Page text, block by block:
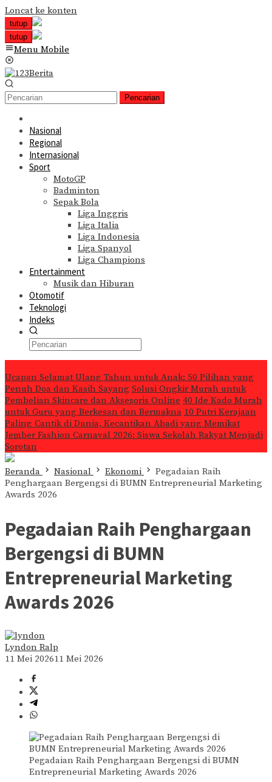
Loncat ke konten
tutup
tutup
Menu Mobile
Pencarian
Nasional
Regional
Internasional
Sport
MotoGP
Badminton
Sepak Bola
Liga Inggris
Liga Italia
Liga Indonesia
Liga Spanyol
Liga Champions
Entertainment
Musik dan Hiburan
Otomotif
Teknologi
Indeks
Ucapan Selamat Ulang Tahun untuk Anak: 50 Pilihan yang
Penuh Doa dan Kasih Sayang Solusi Ongkir Murah untuk
Pembelian Skincare dan Aksesoris Online 40 Ide Kado Murah
untuk Guru yang Berkesan dan Bermakna 10 Putri Kerajaan
Paling Cantik di Dunia, Kecantikan Abadi yang Memikat
Jember Fashion Carnaval 2026: Siswa Sekolah Rakyat Menjadi
Sorotan
Beranda Nasional Ekonomi
Pegadaian Raih
Penghargaan Bergengsi di BUMN Entrepreneurial Marketing
Awards 2026
Pegadaian Raih Penghargaan
Bergengsi di BUMN
Entrepreneurial Marketing
Awards 2026
Lyndon Ralp
11 Mei 202611 Mei 2026
Pegadaian Raih Penghargaan Bergengsi di BUMN
Entrepreneurial Marketing Awards 2026